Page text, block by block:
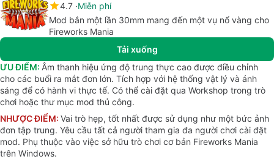
4.7 Miễn phí
Mod bắn một lần 30mm mang đến một vụ nổ vàng cho
Fireworks Mania
Tải xuống
ƯU ĐIỂM: Âm thanh hiệu ứng độ trung thực cao được điều chỉnh
cho các buổi ra mắt đơn lớn. Tích hợp với hệ thống vật lý và ánh
sáng để có hành vi thực tế. Có thể cài đặt qua Workshop trong trò
chơi hoặc thư mục mod thủ công.
NHƯỢC ĐIỂM: Vai trò hẹp, tốt nhất được sử dụng như một bức ảnh
đơn tập trung. Yêu cầu tất cả người tham gia đa người chơi cài đặt
mod. Phụ thuộc vào việc sở hữu trò chơi cơ bản Fireworks Mania
trên Windows.